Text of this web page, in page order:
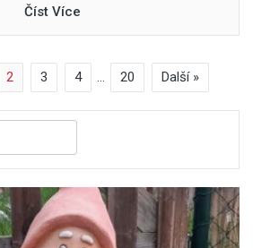
Číst Více
2 3 4 … 20 Další »